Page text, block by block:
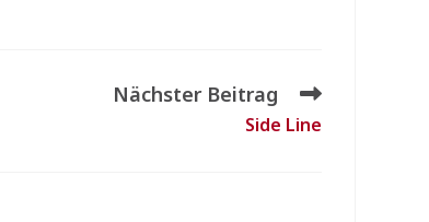
Nächster Beitrag
Side Line